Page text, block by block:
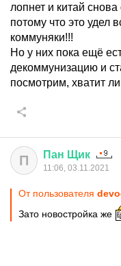
лопнет и китай снова
потому что это удел
коммуняки!!!
Но у них пока ещё
декоммунизацию и
посмотрим, хватит
П Пан Щик
11:06, 03.11.2021
От пользователя
Зато новостройка же